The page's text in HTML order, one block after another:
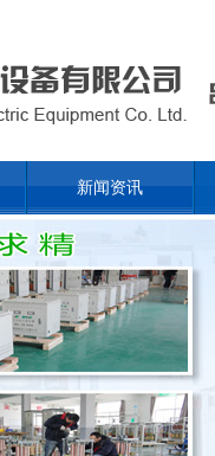
新闻资讯